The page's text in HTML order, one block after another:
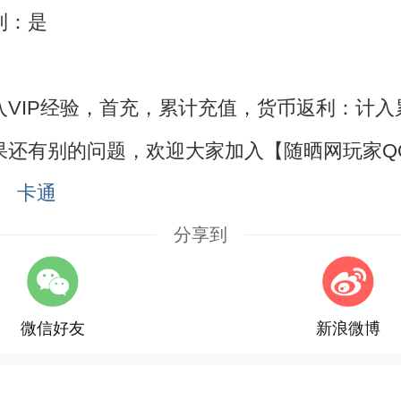
：是
经验，首充，累计充值，货币返利：计
有别的问题，欢迎大家加入【随晒网玩家
卡通
分享到
微信好友 新浪微博